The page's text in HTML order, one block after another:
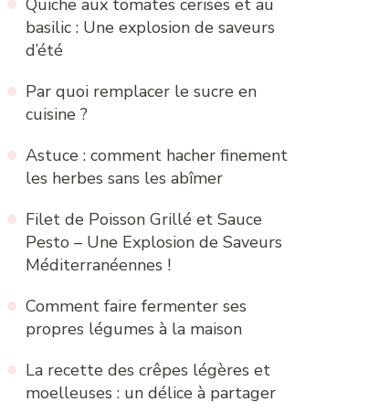
Quiche aux tomates cerises et au
basilic : Une explosion de saveurs
d’été
Par quoi remplacer le sucre en
cuisine ?
Astuce : comment hacher finement
les herbes sans les abîmer
Filet de Poisson Grillé et Sauce
Pesto – Une Explosion de Saveurs
Méditerranéennes !
Comment faire fermenter ses
propres légumes à la maison
La recette des crêpes légères et
moelleuses : un délice à partager